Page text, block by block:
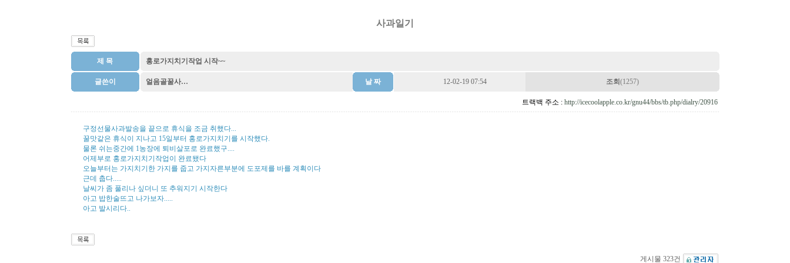
사과일기
제 목 홍로가지치기작업 시작~~
글쓴이 얼음골꿀사… 날 짜 12-02-19 07:54 조회 (1257)
트랙백 주소 : http://icecoolapple.co.kr/gnu44/bbs/tb.php/dialry/20916
구정선물사과발송을 끝으로 휴식을 조금 취했다...
꿀맛같은 휴식이 지나고 15일부터 홍로가지치기를 시작했다.
물론 쉬는중간에 1농장에 퇴비살포로 완료했구....
어제부로 홍로가지치기작업이 완료됐다
오늘부터는 가지치기한 가지를 줍고 가지자른부분에 도포제를 바를 계획이다
근데 춥다.....
날씨가 좀 풀리나 싶더니 또 추워지기 시작한다
아고 밥한술뜨고 나가보자.....
아고 발시리다..
게시물 323건